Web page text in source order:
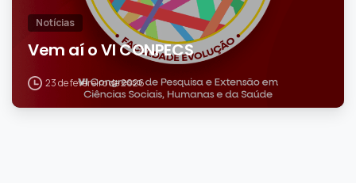
Notícias
Vem aí o VI CONPECS
23 de fevereiro de 2026